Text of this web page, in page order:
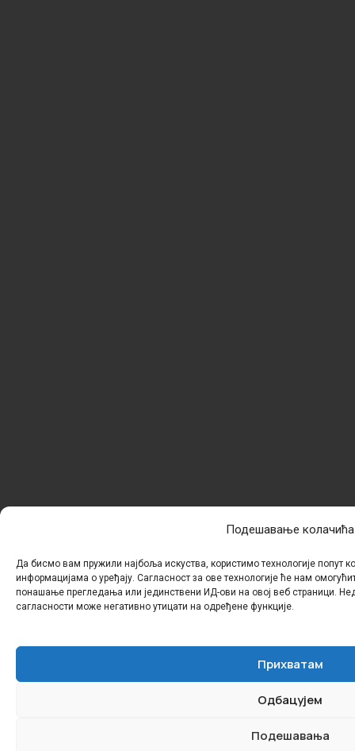
Подешавање колачића
Да бисмо вам пружили најбоља искуства, користимо технологије попут
информацијама о уређају. Сагласност за ове технологије ће нам
понашање прегледања или јединствени ИД-ови на овој веб страници.
сагласности може негативно утицати на одређене функције.
Прихватам
Одбацујем
Подешавања